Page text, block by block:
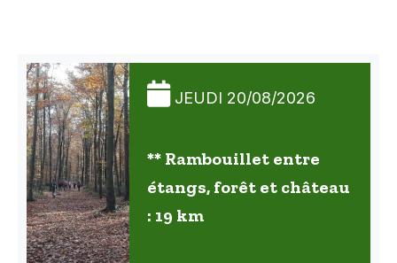
JEUDI 20/08/2026
** Rambouillet entre
étangs, forêt et château
: 19 km